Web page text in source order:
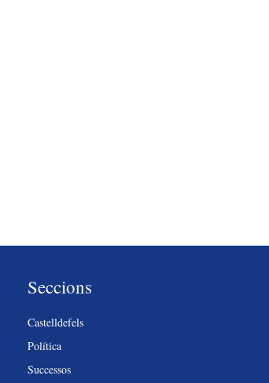
Seccions
Castelldefels
Política
Successos